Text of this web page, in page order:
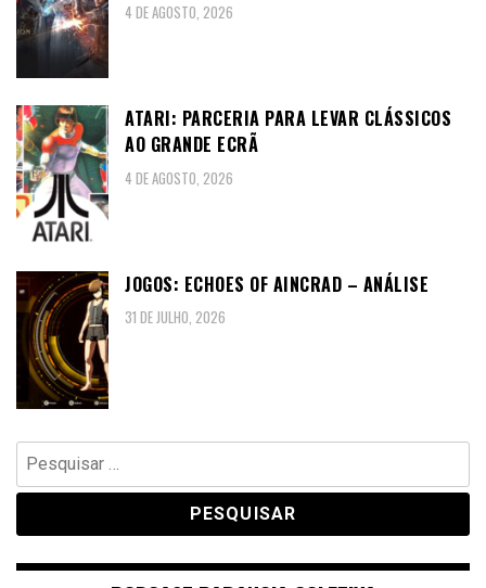
4 DE AGOSTO, 2026
ATARI: PARCERIA PARA LEVAR CLÁSSICOS
AO GRANDE ECRÃ
4 DE AGOSTO, 2026
JOGOS: ECHOES OF AINCRAD – ANÁLISE
31 DE JULHO, 2026
Pesquisar
por: